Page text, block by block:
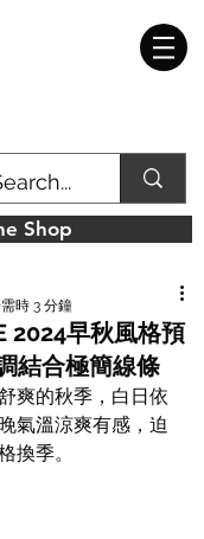
Shop
2024早秋風格預
結合極簡線條
時 3 分鐘
爽的秋季，白日依
氣溫涼爽有感，迫
換季。